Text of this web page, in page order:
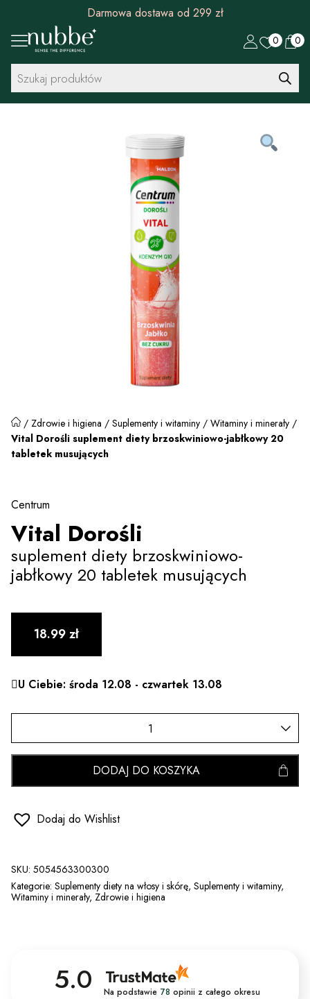
Darmowa dostawa od 299 zł
0 0
Wyszukiwarka
produktów
/ Zdrowie i higiena / Suplementy i witaminy / Witaminy i minerały /
Vital Dorośli suplement diety brzoskwiniowo-jabłkowy 20
tabletek musujących
Centrum
Vital Dorośli
suplement diety brzoskwiniowo-
jabłkowy 20 tabletek musujących
18.99zł
U Ciebie: środa 12.08 - czwartek 13.08
DODAJ DO KOSZYKA
Dodaj do Wishlist
SKU: 5054563300300
Kategorie: Suplementy diety na włosy i skórę, Suplementy i witaminy,
Witaminy i minerały, Zdrowie i higiena
5.0 Na podstawie 78 opinii z całego okresu